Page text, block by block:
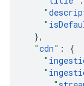
"
"
},
"cdn" :
"
"